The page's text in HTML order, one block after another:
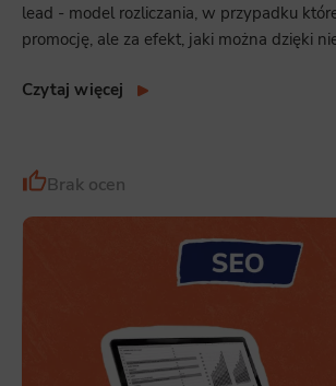
lead - model rozliczania, w przypadku
promocję, ale za efekt, jaki można dzięki
Czytaj więcej
Brak ocen